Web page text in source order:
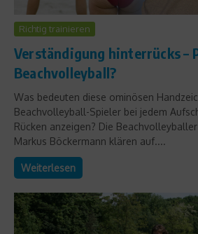
Richtig trainieren
Verständigung hinterrücks –
Beachvolleyball?
Was bedeuten diese ominösen
Beachvolleyball-Spieler bei jedem
Rücken anzeigen? Die
Markus Böckermann klären auf....
Weiterlesen